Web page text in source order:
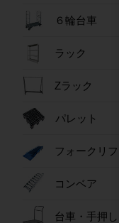
６輪台車
ラック
Zラック
パレット
フォークリフ
コンベア
台車・手押し